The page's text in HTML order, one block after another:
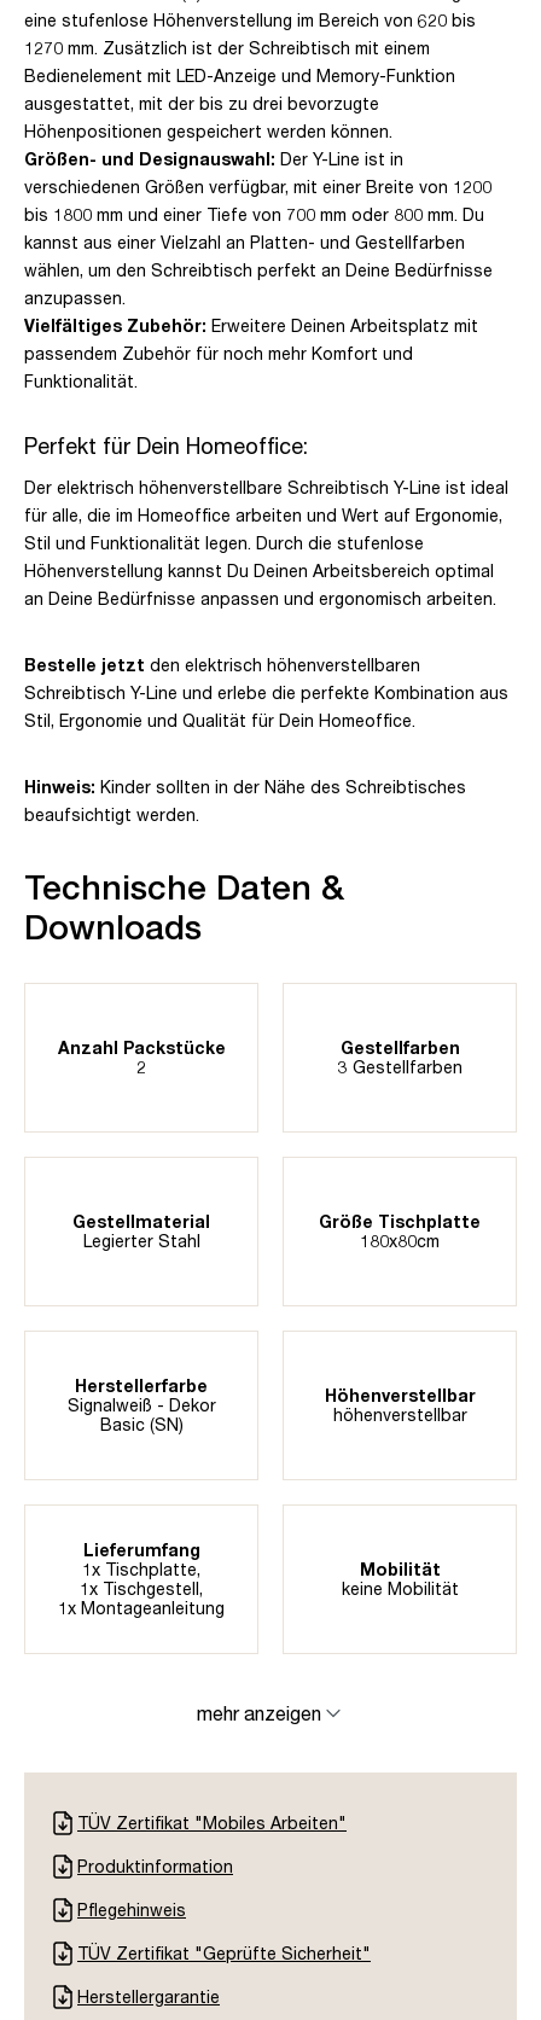
eine stufenlose Höhenverstellung im Bereich von 620 bis
1270 mm. Zusätzlich ist der Schreibtisch mit einem
Bedienelement mit LED-Anzeige und Memory-Funktion
ausgestattet, mit der bis zu drei bevorzugte
Höhenpositionen gespeichert werden können.
Größen- und Designauswahl: Der Y-Line ist in
verschiedenen Größen verfügbar, mit einer Breite von 1200
bis 1800 mm und einer Tiefe von 700 mm oder 800 mm. Du
kannst aus einer Vielzahl an Platten- und Gestellfarben
wählen, um den Schreibtisch perfekt an Deine Bedürfnisse
anzupassen.
Vielfältiges Zubehör: Erweitere Deinen Arbeitsplatz mit
passendem Zubehör für noch mehr Komfort und
Funktionalität.
Perfekt für Dein Homeoffice:
Der elektrisch höhenverstellbare Schreibtisch Y-Line ist ideal
für alle, die im Homeoffice arbeiten und Wert auf Ergonomie,
Stil und Funktionalität legen. Durch die stufenlose
Höhenverstellung kannst Du Deinen Arbeitsbereich optimal
an Deine Bedürfnisse anpassen und ergonomisch arbeiten.
Bestelle jetzt den elektrisch höhenverstellbaren
Schreibtisch Y-Line und erlebe die perfekte Kombination aus
Stil, Ergonomie und Qualität für Dein Homeoffice.
Hinweis: Kinder sollten in der Nähe des Schreibtisches
beaufsichtigt werden.
Technische Daten &
Downloads
Anzahl Packstücke
2
Gestellfarben
3 Gestellfarben
Gestellmaterial
Legierter Stahl
Größe Tischplatte
180x80cm
Herstellerfarbe
Signalweiß - Dekor
Basic (SN)
Höhenverstellbar
höhenverstellbar
Lieferumfang
1x Tischplatte,
1x Tischgestell,
1x Montageanleitung
Mobilität
keine Mobilität
mehr anzeigen
TÜV Zertifikat "Mobiles Arbeiten"
Produktinformation
Pflegehinweis
TÜV Zertifikat "Geprüfte Sicherheit"
Herstellergarantie